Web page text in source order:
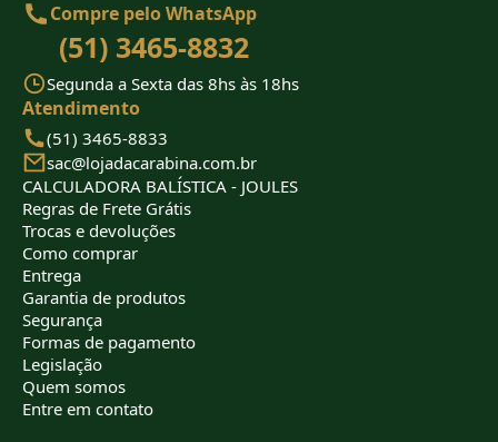
Compre pelo WhatsApp
(51) 3465-8832
Segunda a Sexta das 8hs às 18hs
Atendimento
(51) 3465-8833
sac@lojadacarabina.com.br
CALCULADORA BALÍSTICA - JOULES
Regras de Frete Grátis
Trocas e devoluções
Como comprar
Entrega
Garantia de produtos
Segurança
Formas de pagamento
Legislação
Quem somos
Entre em contato